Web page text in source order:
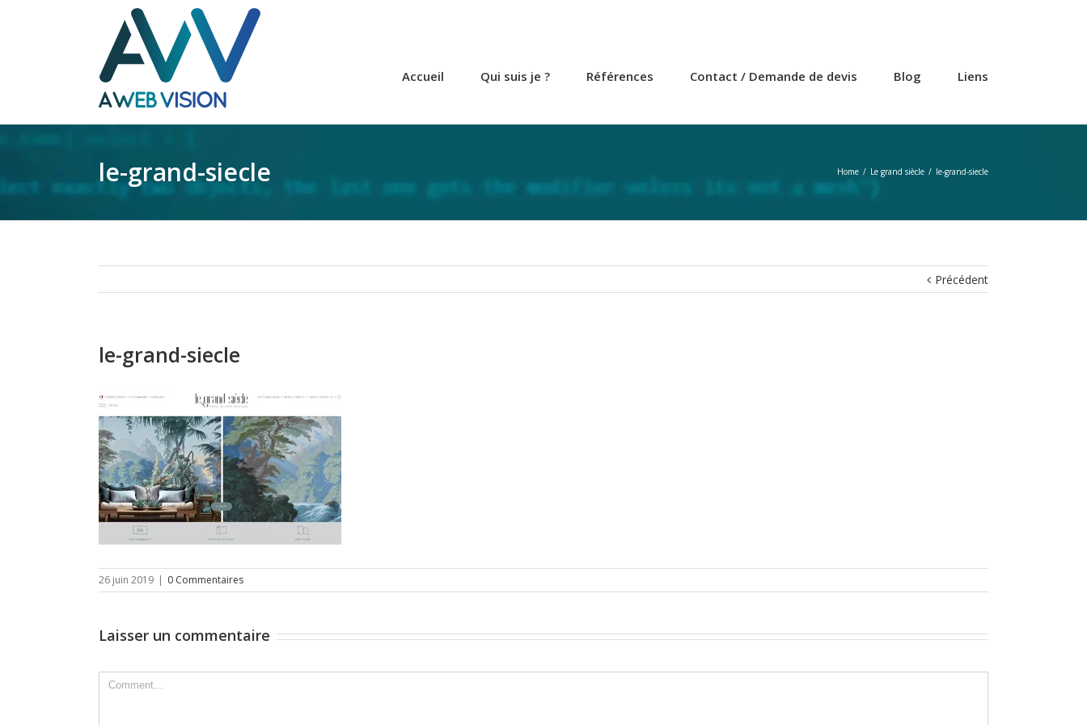
Accueil Qui suis je ? Références Contact / Demande de devis Blog Liens
le-grand-siecle Home / Le grand siècle / le-grand-siecle
Précédent
le-grand-siecle
26 juin 2019 | 0 Commentaires
Laisser un commentaire
Comment